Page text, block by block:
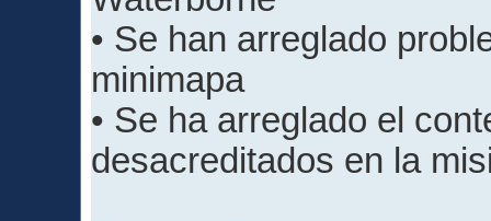
• Se han arreglado
minimapa
• Se ha arreglado el
desacreditados en la